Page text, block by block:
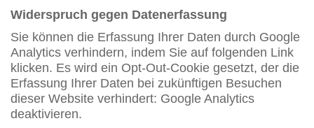
Widerspruch gegen Datenerfassung
Sie können die Erfassung Ihrer Daten durch Google
Analytics verhindern, indem Sie auf folgenden Link
klicken. Es wird ein Opt-Out-Cookie gesetzt, der die
Erfassung Ihrer Daten bei zukünftigen Besuchen
dieser Website verhindert: Google Analytics
deaktivieren.